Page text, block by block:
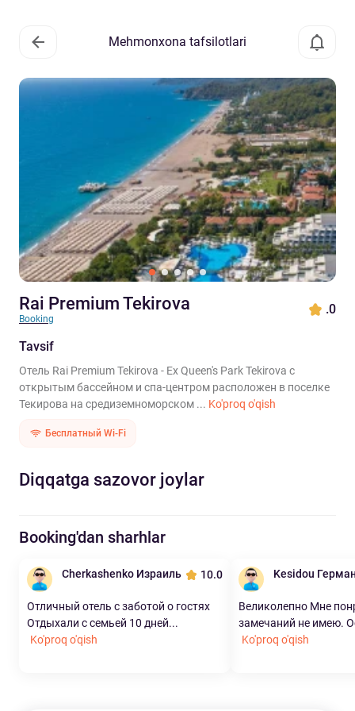
Mehmonxona tafsilotlari
Rai Premium Tekirova
Booking
.0
Tavsif
Отель Rai Premium Tekirova - Ex Queen's Park Tekirova с
открытым бассейном и спа-центром расположен в поселке
Текирова на средиземноморском ... Ko'proq o'qish
Бесплатный Wi-Fi
Diqqatga sazovor joylar
Booking'dan sharhlar
Cherkashenko Израиль 10.0
Отличный отель с заботой о гостях
Отдыхали с семьей 10 дней...
Ko'proq o'qish
Kesidou
Великолепно Мне
замечаний не имею.
Ko'proq o'qish